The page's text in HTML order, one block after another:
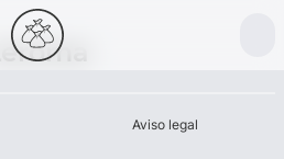
Leroma
Aviso legal